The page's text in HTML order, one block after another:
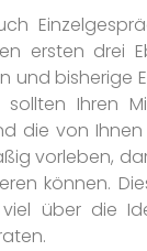
ersten drei
und bisherige
sollten Ihren
die von
vorleben,
können.
über die